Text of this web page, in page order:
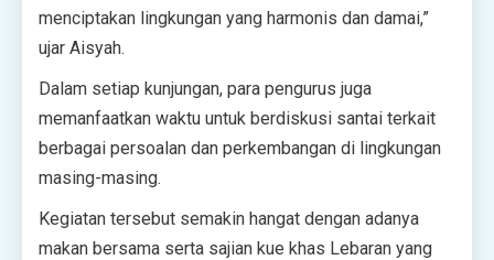
menciptakan lingkungan yang harmonis dan damai,”
ujar Aisyah.
Dalam setiap kunjungan, para pengurus juga
memanfaatkan waktu untuk berdiskusi santai terkait
berbagai persoalan dan perkembangan di lingkungan
masing-masing.
Kegiatan tersebut semakin hangat dengan adanya
makan bersama serta sajian kue khas Lebaran yang